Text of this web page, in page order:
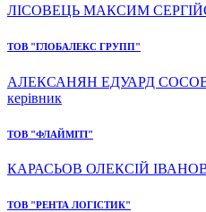
ЛІСОВЕЦЬ МАКСИМ
ТОВ "ГЛОБАЛЕКС ГРУПП"
АЛЕКСАНЯН ЕДУАРД
керівник
ТОВ "ФЛАЙМІТІ"
КАРАСЬОВ ОЛЕКСІЙ
ТОВ "РЕНТА ЛОГІСТИК"